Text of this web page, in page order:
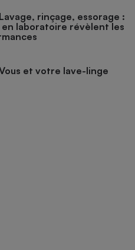
rinçage, essorage :
en laboratoire révèlent les
et votre lave-linge